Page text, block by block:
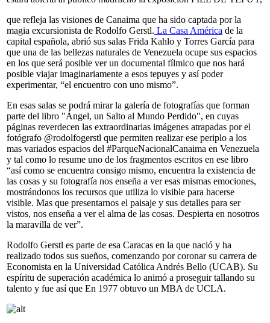
que refleja las visiones de Canaima que ha sido captada por la
magia excursionista de Rodolfo Gerstl. La Casa América de la
capital española, abrió sus salas Frida Kahlo y Torres García para
que una de las bellezas naturales de Venezuela ocupe sus espacios
en los que será posible ver un documental fílmico que nos hará
posible viajar imaginariamente a esos tepuyes y así poder
experimentar, “el encuentro con uno mismo”.
En esas salas se podrá mirar la galería de fotografías que forman
parte del libro "Ángel, un Salto al Mundo Perdido", en cuyas
páginas reverdecen las extraordinarias imágenes atrapadas por el
fotógrafo @rodolfogerstl que permiten realizar ese periplo a los
mas variados espacios del #ParqueNacionalCanaima en Venezuela
y tal como lo resume uno de los fragmentos escritos en ese libro
“así como se encuentra consigo mismo, encuentra la existencia de
las cosas y su fotografía nos enseña a ver esas mismas emociones,
mostrándonos los recursos que utiliza lo visible para hacerse
visible. Mas que presentarnos el paisaje y sus detalles para ser
vistos, nos enseña a ver el alma de las cosas. Despierta en nosotros
la maravilla de ver”.
Rodolfo Gerstl es parte de esa Caracas en la que nació y ha
realizado todos sus sueños, comenzando por coronar su carrera de
Economista en la Universidad Católica Andrés Bello (UCAB). Su
espíritu de superación académica lo animó a proseguir tallando su
talento y fue así que En 1977 obtuvo un MBA de UCLA.